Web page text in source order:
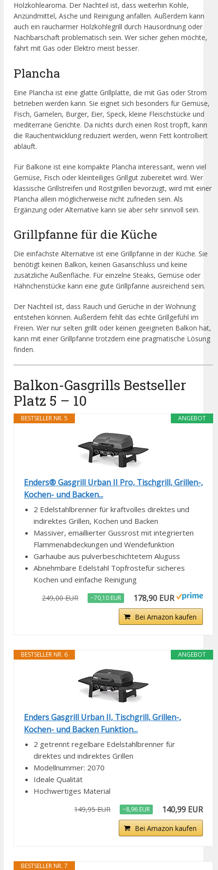
Holzkohlearoma. Der Nachteil ist, dass weiterhin Kohle,
Anzündmittel, Asche und Reinigung anfallen. Außerdem kann
auch ein raucharmer Holzkohlegrill durch Hausordnung oder
Nachbarschaft problematisch sein. Wer sicher gehen möchte,
fährt mit Gas oder Elektro meist besser.
Plancha
Eine Plancha ist eine glatte Grillplatte, die mit Gas oder Strom
betrieben werden kann. Sie eignet sich besonders für Gemüse,
Fisch, Garnelen, Burger, Eier, Speck, kleine Fleischstücke und
mediterrane Gerichte. Da nichts durch einen Rost tropft, kann
die Rauchentwicklung reduziert werden, wenn Fett kontrolliert
abläuft.
Für Balkone ist eine kompakte Plancha interessant, wenn viel
Gemüse, Fisch oder kleinteiliges Grillgut zubereitet wird. Wer
klassische Grillstreifen und Rostgrillen bevorzugt, wird mit einer
Plancha allein möglicherweise nicht zufrieden sein. Als
Ergänzung oder Alternative kann sie aber sehr sinnvoll sein.
Grillpfanne für die Küche
Die einfachste Alternative ist eine Grillpfanne in der Küche. Sie
benötigt keinen Balkon, keinen Gasanschluss und keine
zusätzliche Außenfläche. Für einzelne Steaks, Gemüse oder
Hähnchenstücke kann eine gute Grillpfanne ausreichend sein.
Der Nachteil ist, dass Rauch und Gerüche in der Wohnung
entstehen können. Außerdem fehlt das echte Grillgefühl im
Freien. Wer nur selten grillt oder keinen geeigneten Balkon hat,
kann mit einer Grillpfanne trotzdem eine pragmatische Lösung
finden.
Balkon-Gasgrills Bestseller
Platz 5 – 10
ANGEBOT
BESTSELLER NR. 5
Enders® Gasgrill Urban II Pro, Tischgrill, Grillen-,
Kochen- und Backen...
2 Edelstahlbrenner für kraftvolles direktes und
indirektes Grillen, Kochen und Backen
Massiver, emaillierter Gussrost mit integrierten
Flammenabdeckungen und Wendefunktion
Garhaube aus pulverbeschichtetem Aluguss
Abnehmbare Edelstahl Topfrostefür sicheres
Kochen und einfache Reinigung
249,00 EUR −70,10 EUR 178,90 EUR
Bei Amazon kaufen
ANGEBOT
BESTSELLER NR. 6
Enders Gasgrill Urban II, Tischgrill, Grillen-,
Kochen- und Backen Funktion...
2 getrennt regelbare Edelstahlbrenner für
direktes und indirektes Grillen
Modellnummer: 2070
Ideale Qualität
Hochwertiges Material
149,95 EUR −8,96 EUR 140,99 EUR
Bei Amazon kaufen
BESTSELLER NR. 7